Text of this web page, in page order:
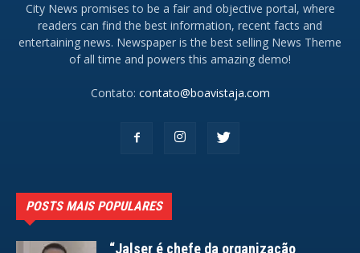
City News promises to be a fair and objective portal, where
readers can find the best information, recent facts and
entertaining news. Newspaper is the best selling News Theme
of all time and powers this amazing demo!
Contato: contato@boavistaja.com
POSTS MAIS POPULARES
“Jalser é chefe da organização